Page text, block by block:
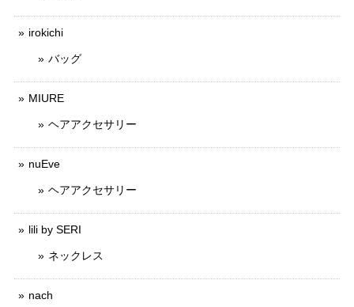
irokichi
バッグ
MIURE
ヘアアクセサリー
nuEve
ヘアアクセサリー
lili by SERI
ネックレス
nach